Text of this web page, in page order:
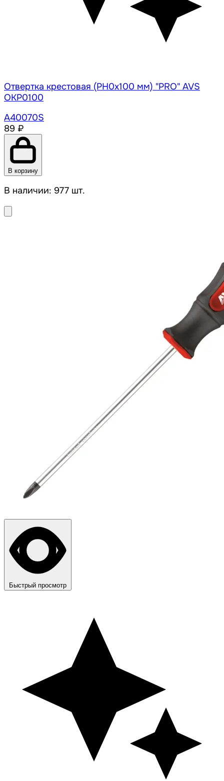
Отвертка крестовая (PH0x100 мм) "PRO" AVS
OKP0100
A40070S
89 ₽
В корзину
В наличии: 977 шт.
Быстрый просмотр